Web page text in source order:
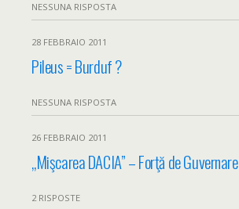
NESSUNA RISPOSTA
28 FEBBRAIO 2011
Pileus = Burduf ?
NESSUNA RISPOSTA
26 FEBBRAIO 2011
„Mişcarea DACIA” – Forţă de Guvernare
2 RISPOSTE